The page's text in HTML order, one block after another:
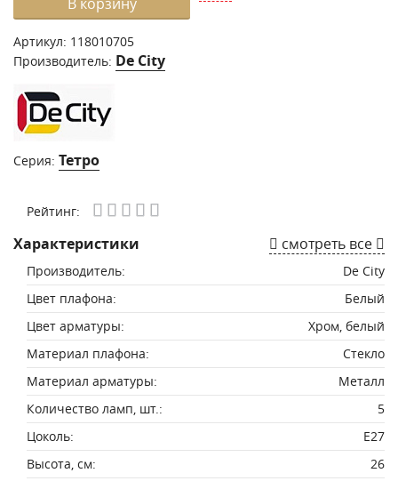
Артикул: 118010705
Производитель: De City
Серия: Тетро
Рейтинг:
Характеристики смотреть все
Производитель:
De City
Цвет плафона:
Белый
Цвет арматуры:
Хром, белый
Материал плафона:
Стекло
Материал арматуры:
Металл
Количество ламп, шт.:
5
Цоколь:
E27
Высота, см:
26